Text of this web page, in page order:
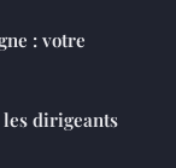
: votre
dirigeants